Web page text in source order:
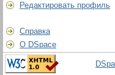
Редактировать профиль
Справка
О DSpace